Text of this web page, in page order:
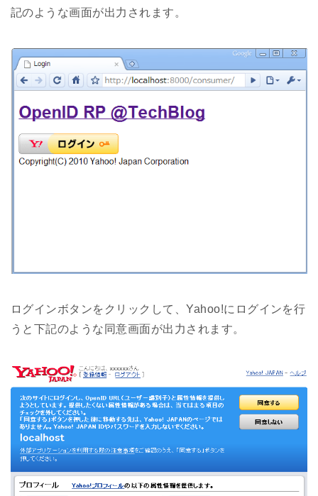
記のような画面が出力されます。
ログインボタンをクリックして、Yahoo!にログインを行
うと下記のような同意画面が出力されます。